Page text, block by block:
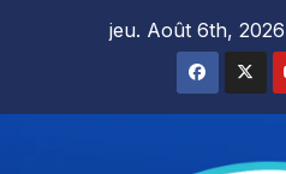
jeu. Août 6th, 2026